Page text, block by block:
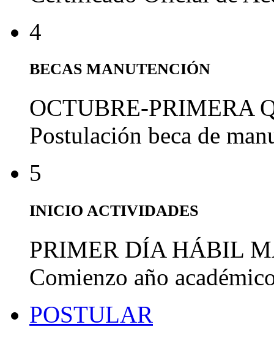
4
BECAS MANUTENCIÓN
OCTUBRE-PRIMERA
Postulación beca de
5
INICIO ACTIVIDADES
PRIMER DÍA HÁBIL
Comienzo año
POSTULAR